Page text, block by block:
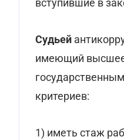
вступившие в
Судьей
имеющий высшее
критериев:
1) иметь стаж